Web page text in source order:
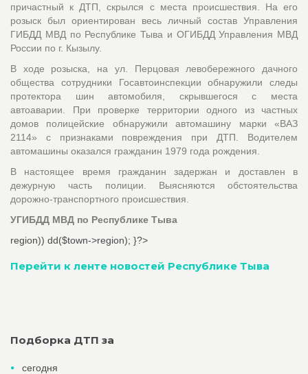
причастный к ДТП, скрылся с места происшествия. На его
розыск был ориентирован весь личный состав Управления
ГИБДД МВД по Республике Тыва и ОГИБДД Управления МВД
России по г. Кызылу.
В ходе розыска, на ул. Перцовая левобережного дачного
общества сотрудники Госавтоинспекции обнаружили следы
протектора шин автомобиля, скрывшегося с места
автоаварии. При проверке территории одного из частных
домов полицейские обнаружили автомашину марки «ВАЗ
2114» с признаками повреждения при ДТП. Водителем
автомашины оказался гражданин 1979 года рождения.
В настоящее время гражданин задержан и доставлен в
дежурную часть полиции. Выясняются обстоятельства
дорожно-транспортного происшествия.
УГИБДД МВД по Республике Тыва
region)) dd($town->region); }?>
Перейти к ленте новостей Республике Тыва
Подборка ДТП за
сегодня